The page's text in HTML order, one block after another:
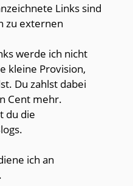
Links sind
zu externen
werde ich nicht
kleine Provision,
Du zahlst dabei
Cent mehr.
du die
ich an